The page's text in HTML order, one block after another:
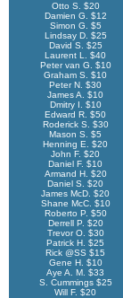
Otto S. $20
Damien G. $12
Simon G. $5
Lindsay D. $25
David S. $25
Laurent L. $40
Peter van G. $10
Graham S. $10
Peter N. $30
James A. $10
Dmitry I. $10
Edward R. $50
Roderick S. $30
Mason S. $5
Henning E. $20
John F. $20
Daniel F. $10
Armand H. $20
Daniel S. $20
James McD. $20
Shane McC. $10
Roberto P. $50
Derrell P. $20
Trevor O. $30
Patrick H. $25
Rick @SS $15
Gene H. $10
Aye A. M. $33
S. Cummings $25
Will F. $20